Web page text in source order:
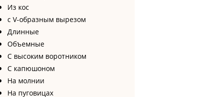
Из кос
с V-образным вырезом
Длинные
Объемные
С высоким воротником
С капюшоном
На молнии
На пуговицах